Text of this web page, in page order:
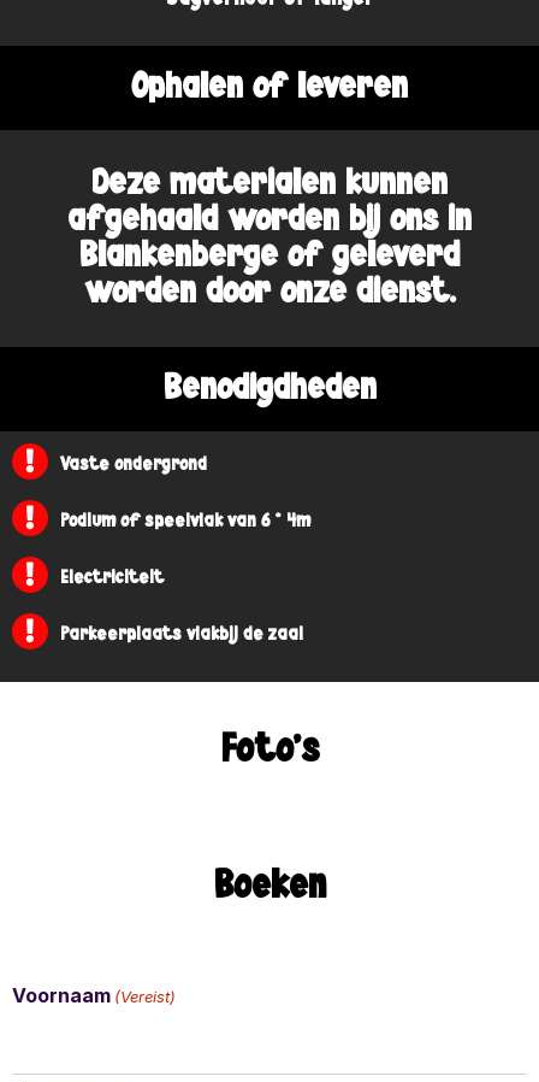
Ophalen of leveren
Deze materialen kunnen
afgehaald worden bij ons in
Blankenberge of geleverd
worden door onze dienst.
Benodigdheden
Vaste ondergrond
Podium of speelvlak van 6 * 4m
Electriciteit
Parkeerplaats vlakbij de zaal
Foto's
Boeken
Voornaam (Vereist)